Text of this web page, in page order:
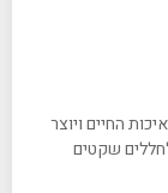
החיים ויוצר
שקטים